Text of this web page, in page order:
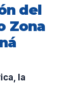
del
Zona
la